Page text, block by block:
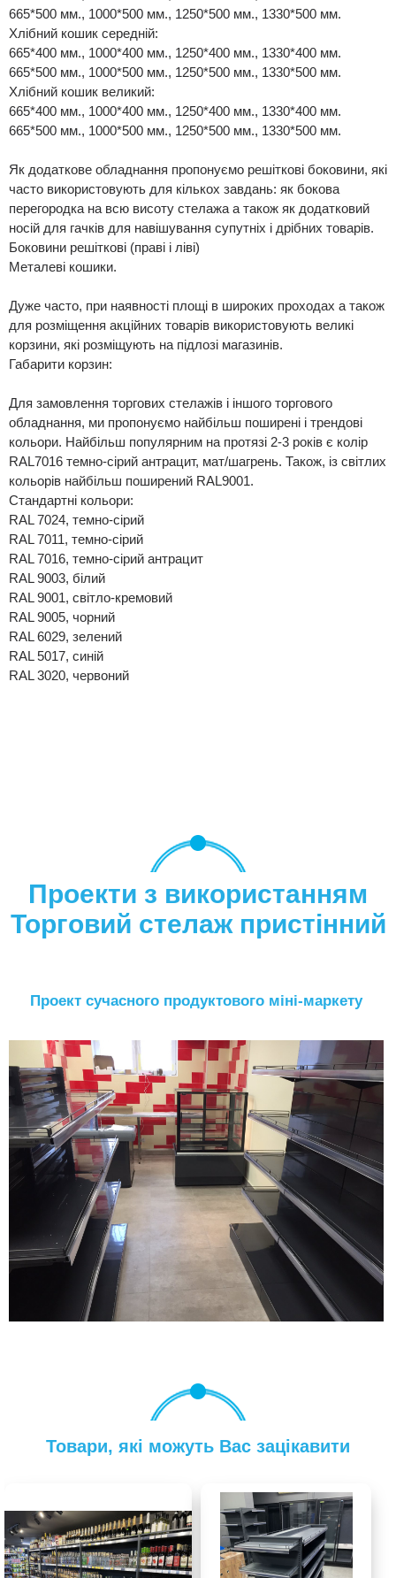
665*500 мм., 1000*500 мм., 1250*500 мм., 1330*500 мм.
Хлібний кошик середній:
665*400 мм., 1000*400 мм., 1250*400 мм., 1330*400 мм.
665*500 мм., 1000*500 мм., 1250*500 мм., 1330*500 мм.
Хлібний кошик великий:
665*400 мм., 1000*400 мм., 1250*400 мм., 1330*400 мм.
665*500 мм., 1000*500 мм., 1250*500 мм., 1330*500 мм.
Як додаткове обладнання пропонуємо решіткові боковини, які
часто використовують для кількох завдань: як бокова
перегородка на всю висоту стелажа а також як додатковий
носій для гачків для навішування супутніх і дрібних товарів.
Боковини решіткові (праві і ліві)
Металеві кошики.
Дуже часто, при наявності площі в широких проходах а також
для розміщення акційних товарів використовують великі
корзини, які розміщують на підлозі магазинів.
Габарити корзин:
Для замовлення торгових стелажів і іншого торгового
обладнання, ми пропонуємо найбільш поширені і трендові
кольори. Найбільш популярним на протязі 2-3 років є колір
RAL7016 темно-сірий антрацит, мат/шагрень. Також, із світлих
кольорів найбільш поширений RAL9001.
Стандартні кольори:
RAL 7024, темно-сірий
RAL 7011, темно-сірий
RAL 7016, темно-сірий антрацит
RAL 9003, білий
RAL 9001, світло-кремовий
RAL 9005, чорний
RAL 6029, зелений
RAL 5017, синій
RAL 3020, червоний
Проекти з використанням
Торговий стелаж пристінний
Проект сучасного продуктового міні-маркету
Товари, які можуть Вас зацікавити